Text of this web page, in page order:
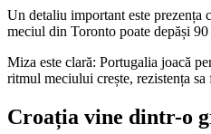
Un detaliu important este prezența
meciul din Toronto poate depăși
Miza este clară: Portugalia joacă
ritmul meciului crește, rezistența
Croația vine dintr-o